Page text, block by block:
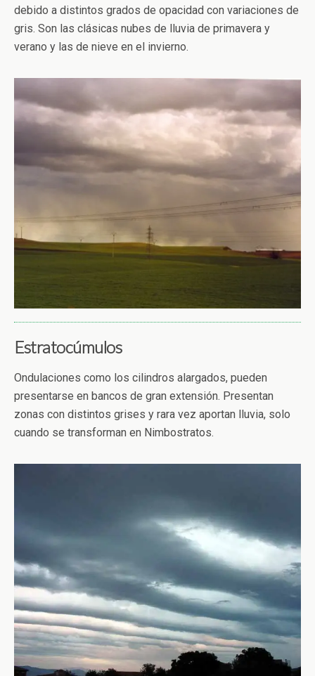
debido a distintos grados de opacidad con variaciones de
gris. Son las clásicas nubes de lluvia de primavera y
verano y las de nieve en el invierno.
Estratocúmulos
Ondulaciones como los cilindros alargados, pueden
presentarse en bancos de gran extensión. Presentan
zonas con distintos grises y rara vez aportan lluvia, solo
cuando se transforman en Nimbostratos.